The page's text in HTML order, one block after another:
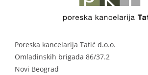
Poreska kancelarija Tatić d.o.o.
Omladinskih brigada 86/37.2
Novi Beograd